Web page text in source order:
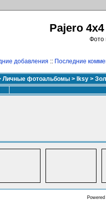
Pajero
Фото
добавления :: Последние
Личные фотоальбомы > Iksy >